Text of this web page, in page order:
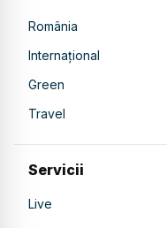
România
Internațional
Green
Travel
Servicii
Live